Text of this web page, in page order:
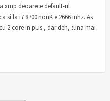
xmp deoarece default-ul
si la i7 8700 nonK e 2666 mhz. As
2 core in plus , dar deh, suna mai